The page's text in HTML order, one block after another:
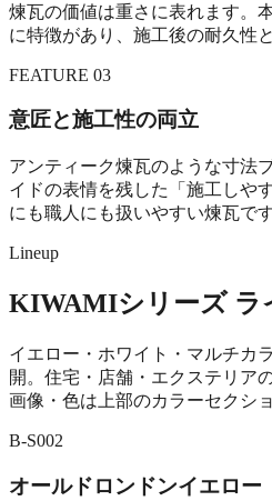
煉瓦の価値は重さに表れます。
に特徴があり、施工後の耐久性
FEATURE 03
意匠と施工性の両立
アンティーク煉瓦のような寸法
イドの表情を残した「施工しや
にも職人にも扱いやすい煉瓦です
Lineup
KIWAMIシリーズ ラ
イエロー・ホワイト・マルチカ
開。住宅・店舗・エクステリア
画像・色は上部のカラーセクシ
B-S002
オールドロンドンイエロー